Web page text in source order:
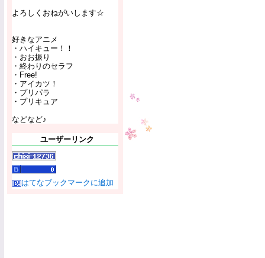
よろしくおねがいします☆
好きなアニメ
・ハイキュー！！
・おお振り
・終わりのセラフ
・Free!
・アイカツ！
・プリパラ
・プリキュア
などなど♪
ユーザーリンク
はてなブックマークに追加